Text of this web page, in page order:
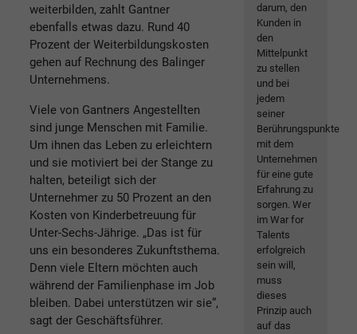
weiterbilden, zahlt Gantner
ebenfalls etwas dazu. Rund 40
Prozent der Weiterbildungskosten
gehen auf Rechnung des Balinger
Unternehmens.
Viele von Gantners Angestellten
sind junge Menschen mit Familie.
Um ihnen das Leben zu erleichtern
und sie motiviert bei der Stange zu
halten, beteiligt sich der
Unternehmer zu 50 Prozent an den
Kosten von Kinderbetreuung für
Unter-Sechs-Jährige. „Das ist für
uns ein besonderes Zukunftsthema.
Denn viele Eltern möchten auch
während der Familienphase im Job
bleiben. Dabei unterstützen wir sie“,
sagt der Geschäftsführer.
darum, den
Kunden in
den
Mittelpunkt
zu stellen
und bei
jedem
seiner
Berührungspunkte
mit dem
Unternehmen
für eine gute
Erfahrung zu
sorgen. Wer
im War for
Talents
erfolgreich
sein will,
muss
dieses
Prinzip auch
auf das